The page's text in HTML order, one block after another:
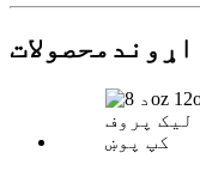
اړوند محصولات